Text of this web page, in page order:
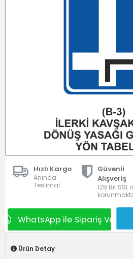
Hızlı Kargo
Anında
Teslimat.
Güvenli
Alışveriş
128 Bit SSL
WhatsApp ile Sipariş Ver
Ürün Detay